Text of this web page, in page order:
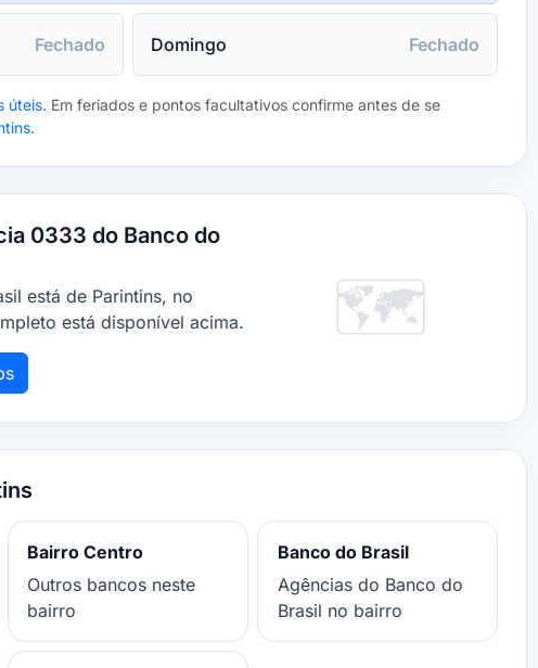
Fechado Domingo Fechado
úteis. Em feriados e pontos facultativos confirme antes de se
.
0333 do Banco do
está de Parintins, no
está disponível acima.
🗺️
Bairro Centro
Outros bancos neste
bairro
Banco do Brasil
Agências do Banco do
Brasil no bairro